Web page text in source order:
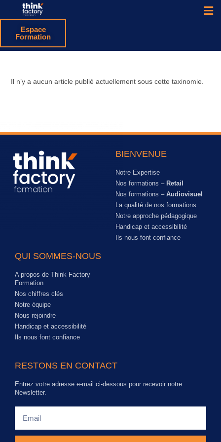
Espace
Formation
Il n’y a aucun article publié actuellement sous cette taxinomie.
BIENVENUE
Notre Expertise
Nos formations – Retail
Nos formations – Audiovisuel
La qualité de nos formations
Notre approche pédagogique
Handicap et accessibilité
Ils nous font confiance
QUI SOMMES-NOUS
A propos de Think Factory
Formation
Nos chiffres clés
Notre équipe
Nous rejoindre
Handicap et accessibilité
Ils nous font confiance
RESTONS EN CONTACT
Entrez votre adresse e-mail ci-dessous pour recevoir notre
Newsletter.